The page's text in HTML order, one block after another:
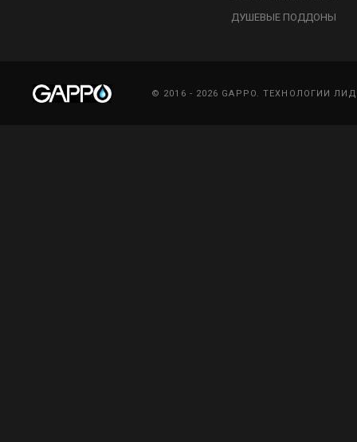
ДУШЕВЫЕ ПОДДОНЫ
© 2016 - 2026 GAPPO. ТЕХНОЛОГИИ